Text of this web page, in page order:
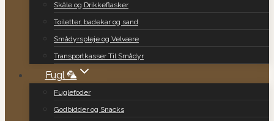
Skåle og Drikkeflasker
Toiletter, badekar og sand
Smådyrspleje og Velvære
Transportkasser Til Smådyr
Fugl 🦜
Fuglefoder
Godbidder og Snacks